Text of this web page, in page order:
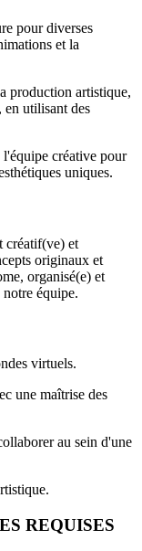
pour diverses
et la
production artistique,
utilisant des
créative pour
uniques.
créatif(ve) et
originaux et
organisé(e) et
équipe.
virtuels.
une maîtrise des
au sein d'une
REQUISES